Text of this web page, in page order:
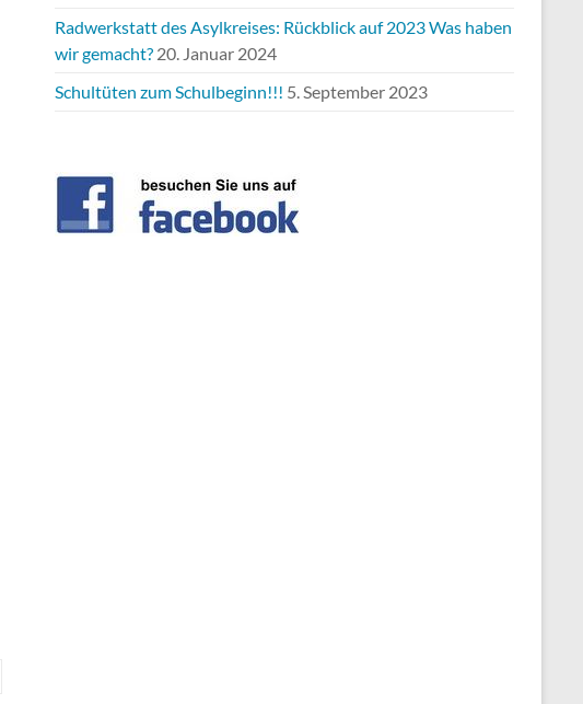
Radwerkstatt des Asylkreises: Rückblick auf 2023 Was haben
wir gemacht? 20. Januar 2024
Schultüten zum Schulbeginn!!! 5. September 2023